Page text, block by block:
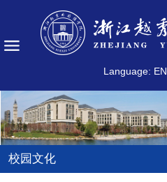
Language: EN
校园文化